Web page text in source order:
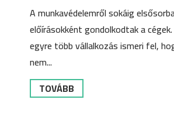
A munkavédelemről sokáig
előírásokként gondolkodtak a
egyre több vállalkozás ismeri fel,
nem...
TOVÁBB